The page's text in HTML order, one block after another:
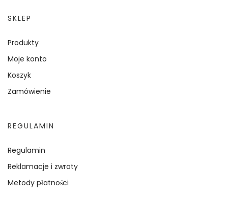
SKLEP
Produkty
Moje konto
Koszyk
Zamówienie
REGULAMIN
Regulamin
Reklamacje i zwroty
Metody płatności